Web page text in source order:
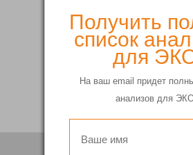
Получить
список
для
На ваш email придет
анализов для
1 2